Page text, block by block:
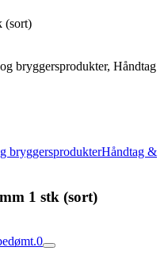
(sort)
bryggersprodukter, Håndtag
bryggersprodukterHåndtag &
1 stk (sort)
0